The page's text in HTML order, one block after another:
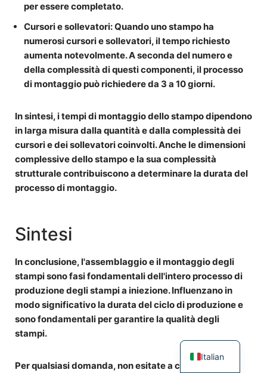
per essere completato.
Cursori e sollevatori: Quando uno stampo ha
numerosi cursori e sollevatori, il tempo richiesto
aumenta notevolmente. A seconda del numero e
della complessità di questi componenti, il processo
di montaggio può richiedere da 3 a 10 giorni.
In sintesi, i tempi di montaggio dello stampo dipendono
in larga misura dalla quantità e dalla complessità dei
cursori e dei sollevatori coinvolti. Anche le dimensioni
complessive dello stampo e la sua complessità
strutturale contribuiscono a determinare la durata del
processo di montaggio.
Sintesi
In conclusione, l'assemblaggio e il montaggio degli
stampi sono fasi fondamentali dell'intero processo di
produzione degli stampi a iniezione. Influenzano in
modo significativo la durata del ciclo di produzionee
sono fondamentali per garantire la qualità degli
stampi.
Per qualsiasi domanda, non esitate a contattarci o a
Italian